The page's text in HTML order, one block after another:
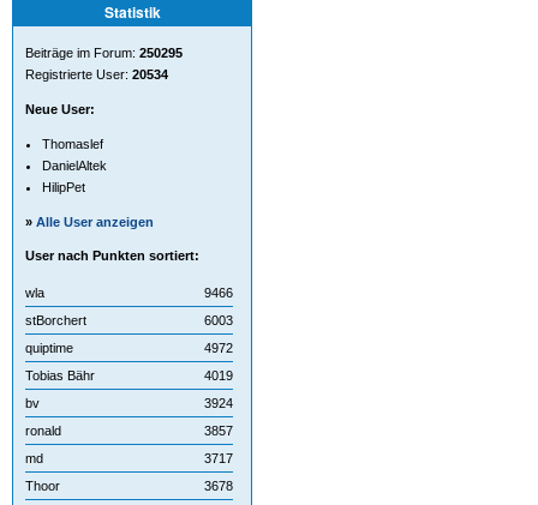
Statistik
Beiträge im Forum: 250295
Registrierte User: 20534
Neue User:
Thomaslef
DanielAltek
HilipPet
» Alle User anzeigen
User nach Punkten sortiert:
wla
9466
stBorchert
6003
quiptime
4972
Tobias Bähr
4019
bv
3924
ronald
3857
md
3717
Thoor
3678